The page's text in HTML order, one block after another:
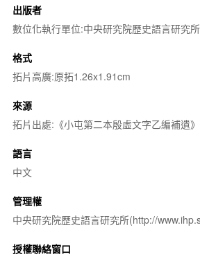
出版者
數位化執行單位:中央研究院歷史語言研究所
格式
拓片高廣:原拓1.26x1.91cm
來源
拓片出處:《小屯第二本殷虛文字乙編補遺
語言
中文
管理權
中央研究院歷史語言研究所(http://
授權聯絡窗口